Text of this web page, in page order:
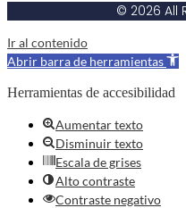
© 2026 All
Ir al contenido
Abrir barra de herramientas
Herramientas de accesibilidad
Aumentar texto
Disminuir texto
Escala de grises
Alto contraste
Contraste negativo